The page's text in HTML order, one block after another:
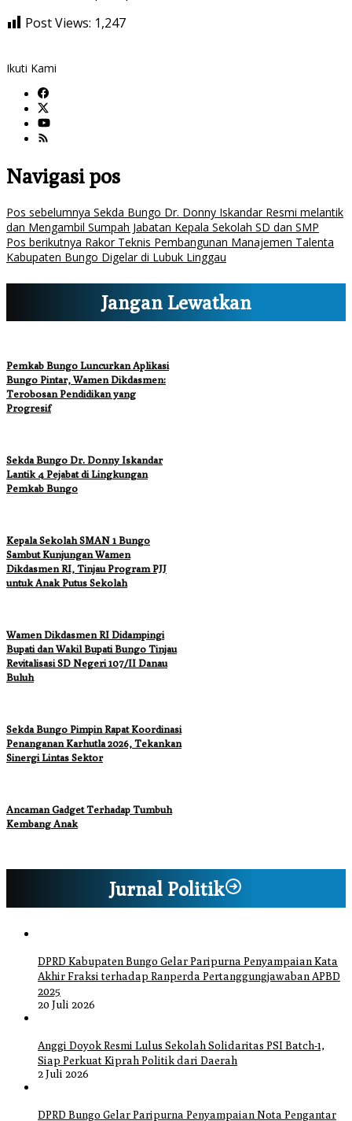
Post Views: 1,247
Ikuti Kami
Navigasi pos
Pos sebelumnya Sekda Bungo Dr. Donny Iskandar Resmi melantik
dan Mengambil Sumpah Jabatan Kepala Sekolah SD dan SMP
Pos berikutnya Rakor Teknis Pembangunan Manajemen Talenta
Kabupaten Bungo Digelar di Lubuk Linggau
Jangan Lewatkan
Pemkab Bungo Luncurkan Aplikasi
Bungo Pintar, Wamen Dikdasmen:
Terobosan Pendidikan yang
Progresif
Sekda Bungo Dr. Donny Iskandar
Lantik 4 Pejabat di Lingkungan
Pemkab Bungo
Kepala Sekolah SMAN 1 Bungo
Sambut Kunjungan Wamen
Dikdasmen RI, Tinjau Program PJJ
untuk Anak Putus Sekolah
Wamen Dikdasmen RI Didampingi
Bupati dan Wakil Bupati Bungo Tinjau
Revitalisasi SD Negeri 107/II Danau
Buluh
Sekda Bungo Pimpin Rapat Koordinasi
Penanganan Karhutla 2026, Tekankan
Sinergi Lintas Sektor
Ancaman Gadget Terhadap Tumbuh
Kembang Anak
Jurnal Politik
DPRD Kabupaten Bungo Gelar Paripurna Penyampaian Kata
Akhir Fraksi terhadap Ranperda Pertanggungjawaban APBD
2025
20 Juli 2026
Anggi Doyok Resmi Lulus Sekolah Solidaritas PSI Batch-1,
Siap Perkuat Kiprah Politik dari Daerah
2 Juli 2026
DPRD Bungo Gelar Paripurna Penyampaian Nota Pengantar